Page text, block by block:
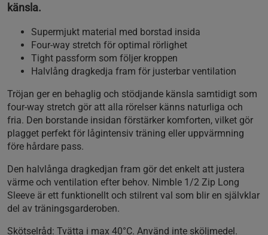
känsla.
Supermjukt material med borstad insida
Four-way stretch för optimal rörlighet
Tight passform som följer kroppen
Halvlång dragkedja fram för justerbar ventilation
Tröjan ger en behaglig och stödjande känsla samtidigt som
four-way stretch gör att alla rörelser känns naturliga och
fria. Den borstande insidan förstärker komforten, vilket gör
plagget perfekt för lågintensiv träning eller uppvärmning
före hårdare pass.
Den halvlånga dragkedjan fram gör det enkelt att justera
värme och ventilation efter behov. Nimble 1/2 Zip Long
Sleeve är ett funktionellt och stilrent val som blir en självklar
del av träningsgarderoben.
Skötselråd: Tvätta i max 40°C. Använd inte sköljmedel.